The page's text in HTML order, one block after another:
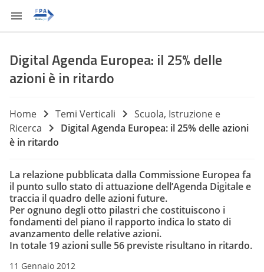
Digital Agenda Europea: il 25% delle
azioni è in ritardo
Home Temi Verticali
Scuola, Istruzione e
Ricerca
Digital Agenda Europea: il 25% delle azioni
è in ritardo
La relazione pubblicata dalla Commissione Europea fa
il punto sullo stato di attuazione dell’Agenda Digitale e
traccia il quadro delle azioni future.
Per ognuno degli otto pilastri che costituiscono i
fondamenti del piano il rapporto indica lo stato di
avanzamento delle relative azioni.
In totale 19 azioni sulle 56 previste risultano in ritardo.
11 Gennaio 2012